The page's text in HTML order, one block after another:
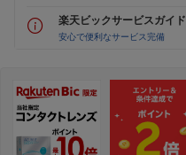
楽天ビックサービスガイド
安心で便利なサービス完備